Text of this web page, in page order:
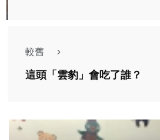
較舊
這頭「雲豹」會吃了誰？